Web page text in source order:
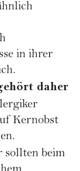
in ihrer
daher
Kernobst
sollten beim